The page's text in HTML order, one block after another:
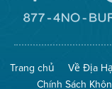
Trang chủ Về Địa
Chính Sách